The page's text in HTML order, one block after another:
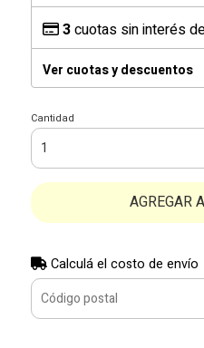
3cuotas sin interés
Ver cuotas y descuentos
Cantidad
AGREGAR
Calculá el costo de envío